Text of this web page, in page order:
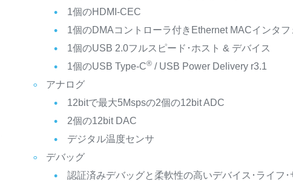
1個のHDMI-CEC
1個のDMAコントローラ付きEthernet MACインタフ
1個のUSB 2.0フルスピード･ホスト & デバイス
1個のUSB Type-C®/ USB Power Delivery r3.1
アナログ
12bitで最大5Mspsの2個の12bit ADC
2個の12bit DAC
デジタル温度センサ
デバッグ
認証済みデバッグと柔軟性の高いデバイス･ライフ･